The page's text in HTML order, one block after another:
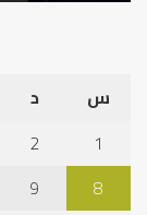
س
د
1
2
8
9